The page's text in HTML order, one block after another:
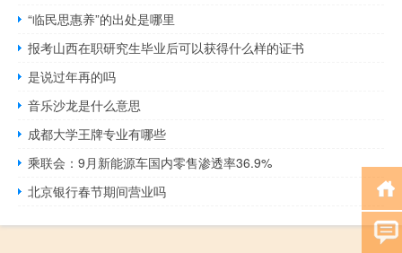
“临民思惠养”的出处是哪里
报考山西在职研究生毕业后可以获得什么样的证书
是说过年再的吗
音乐沙龙是什么意思
成都大学王牌专业有哪些
乘联会：9月新能源车国内零售渗透率36.9%
北京银行春节期间营业吗